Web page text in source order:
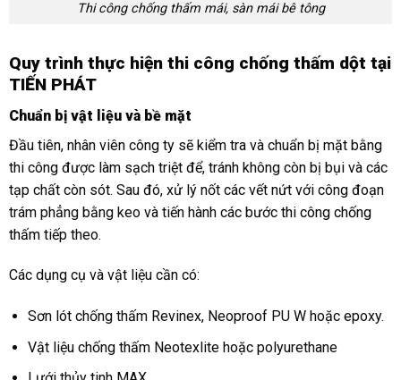
Thi công chống thấm mái, sàn mái bê tông
Quy trình thực hiện thi công chống thấm dột tại
TIẾN PHÁT
Chuẩn bị vật liệu và bề mặt
Đầu tiên, nhân viên công ty sẽ kiểm tra và chuẩn bị mặt bằng
thi công được làm sạch triệt để, tránh không còn bị bụi và các
tạp chất còn sót. Sau đó, xử lý nốt các vết nứt với công đoạn
trám phẳng bằng keo và tiến hành các bước thi công chống
thấmtiếp theo.
Các dụng cụ và vật liệu cần có:
Sơn lót chống thấm Revinex, Neoproof PU W hoặc epoxy.
Vật liệu chống thấm Neotexlite hoặc polyurethane